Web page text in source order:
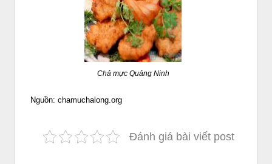
Chả mực Quảng Ninh
Nguồn: chamuchalong.org
Đánh giá bài viết post